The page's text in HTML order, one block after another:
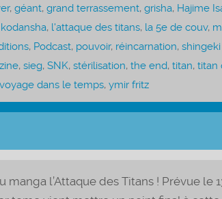
, géant, grand terrassement, grisha, Hajime
kodansha, l'attaque des titans, la 5e de couv,
, Podcast, pouvoir, réincarnation,
, sieg, SNK, stérilisation, the end, titan, titan
voyage dans le temps, ymir fritz
manga l’Attaque des Titans ! Prévue le